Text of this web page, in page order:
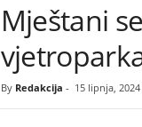
Mještani
By Redakcija - 15 lipnja, 2024